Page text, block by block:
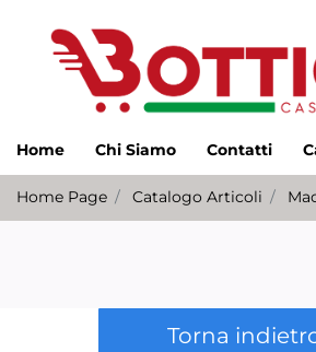
Home Chi Siamo Contatti
Home Page Catalogo Articoli
Torna